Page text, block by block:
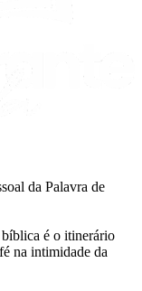
da Palavra de
é o itinerário
na intimidade da